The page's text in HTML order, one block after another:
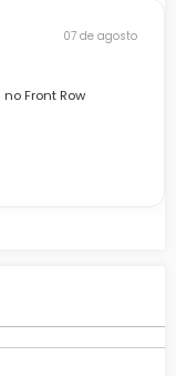
07 de agosto
Front Row